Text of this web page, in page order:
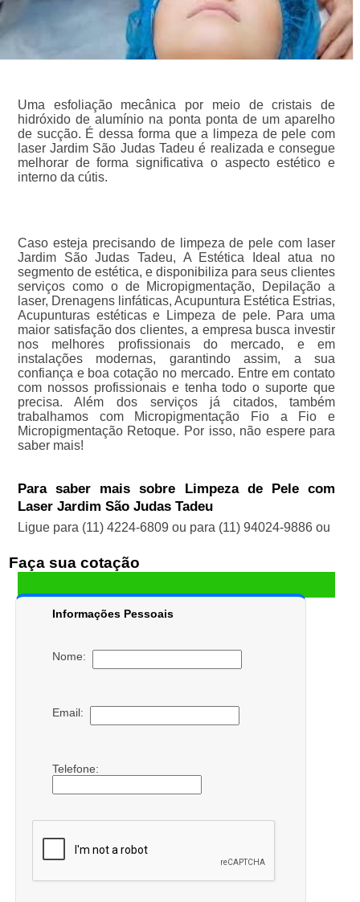
Uma esfoliação mecânica por meio de cristais de
hidróxido de alumínio na ponta ponta de um aparelho
de sucção. É dessa forma que a limpeza de pele com
laser Jardim São Judas Tadeu é realizada e consegue
melhorar de forma significativa o aspecto estético e
interno da cútis.
Caso esteja precisando de limpeza de pele com laser
Jardim São Judas Tadeu, A Estética Ideal atua no
segmento de estética, e disponibiliza para seus clientes
serviços como o de Micropigmentação, Depilação a
laser, Drenagens linfáticas, Acupuntura Estética Estrias,
Acupunturas estéticas e Limpeza de pele. Para uma
maior satisfação dos clientes, a empresa busca investir
nos melhores profissionais do mercado, e em
instalações modernas, garantindo assim, a sua
confiança e boa cotação no mercado. Entre em contato
com nossos profissionais e tenha todo o suporte que
precisa. Além dos serviços já citados, também
trabalhamos com Micropigmentação Fio a Fio e
Micropigmentação Retoque. Por isso, não espere para
saber mais!
Para saber mais sobre Limpeza de Pele com
Laser Jardim São Judas Tadeu
Ligue para (11) 4224-6809 ou para (11) 94024-9886ou
Faça sua cotação
Informações Pessoais
Nome:
Email:
Telefone: